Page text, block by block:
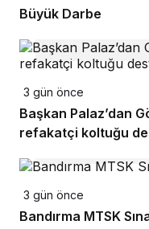
Büyük Darbe
3 gün önce
Başkan Palaz’dan
refakatçi koltuğu
3 gün önce
Bandırma MTSK